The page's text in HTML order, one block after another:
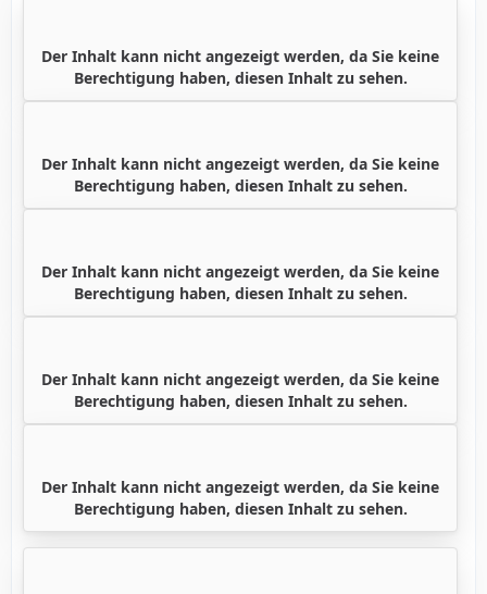
Der Inhalt kann nicht angezeigt werden, da Sie keine
Berechtigung haben, diesen Inhalt zu sehen.
Der Inhalt kann nicht angezeigt werden, da Sie keine
Berechtigung haben, diesen Inhalt zu sehen.
Der Inhalt kann nicht angezeigt werden, da Sie keine
Berechtigung haben, diesen Inhalt zu sehen.
Der Inhalt kann nicht angezeigt werden, da Sie keine
Berechtigung haben, diesen Inhalt zu sehen.
Der Inhalt kann nicht angezeigt werden, da Sie keine
Berechtigung haben, diesen Inhalt zu sehen.